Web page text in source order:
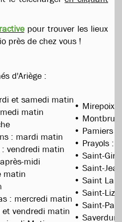
pour trouver les lieux
près de chez vous !
d'Ariège :
et samedi matin
matin
: mardi matin
vendredi matin
midi
matin
: mercredi matin
vendredi matin
• Mirepoix
•
• Pamiers
• Prayols :
• Saint-
• Saint-
• Saint
• Saint-
• Saint-
•